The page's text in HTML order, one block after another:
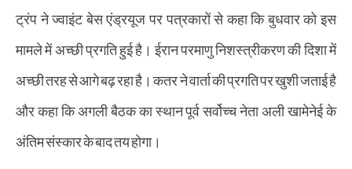
ट्रंप ने ज्वाइंट बेस एंड्रयूज पर पत्रकारों से कहा कि बुधवार को इस
मामले में अच्छी प्रगति हुई है। ईरान परमाणु निशस्त्रीकरण की दिशा में
अच्छी तरह से आगे बढ़ रहा है। कतर ने वार्ता की प्रगति पर खुशी जताई है
और कहा कि अगली बैठक का स्थान पूर्व सर्वोच्च नेता अली खामेनेई के
अंतिम संस्कार के बाद तय होगा।